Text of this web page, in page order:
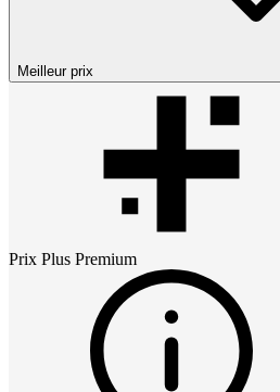
Meilleur prix
Prix Plus Premium